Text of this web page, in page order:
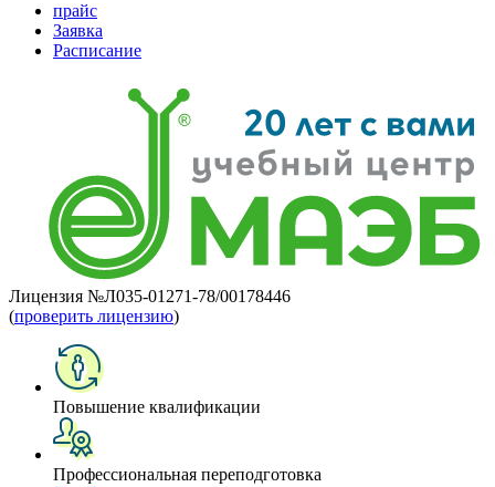
прайс
Заявка
Расписание
Лицензия №Л035-01271-78/00178446
(проверить лицензию)
Повышение квалификации
Профессиональная переподготовка